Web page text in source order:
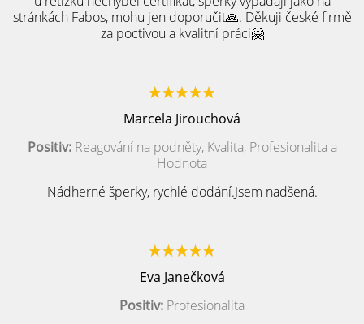
stránkách Fabos, mohu jen doporučit🙏. Děkuji české firmě
za poctivou a kvalitní práci🤗
Marcela Jirouchová
Positiv:Reagování na podněty, Kvalita, Profesionalita a
Hodnota
Nádherné šperky, rychlé dodání.Jsem nadšená.
Eva Janečková
Positiv: Profesionalita